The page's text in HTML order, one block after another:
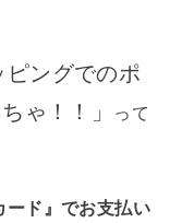
ピングでのポ
ゃ！！」
って
ド』でお支払い